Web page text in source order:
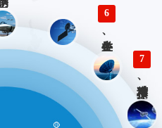
6
各类生产、检验工装设计与制造
7
精准对接、快速响应 优势服务